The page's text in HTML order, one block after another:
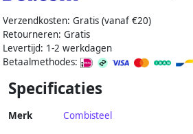
Verzendkosten: Gratis (vanaf €20)
Retourneren: Gratis
Levertijd: 1-2 werkdagen
Betaalmethodes:
Specificaties
Merk Combisteel